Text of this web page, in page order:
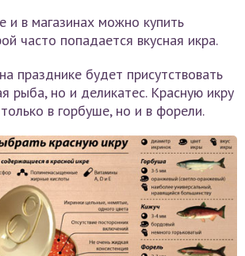
и в магазинах можно купить
часто попадается вкусная икра.
празднике будет присутствовать
рыба, но и деликатес. Красную икру
в горбуше, но и в форели.